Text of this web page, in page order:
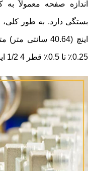
اندازه صفحه معمولاً به
اینچ (40.64
0.25٪ تا 0.5٪ قطر 4 1/2 اینچ (11.43 سانتی متر) می باشد.